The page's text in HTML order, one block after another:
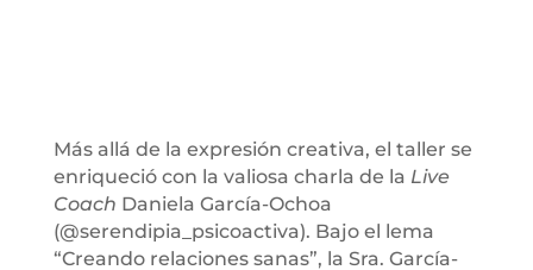
Más allá de la expresión creativa, el taller se
enriqueció con la valiosa charla de la Live
Coach Daniela García-Ochoa
(@serendipia_psicoactiva). Bajo el lema
“Creando relaciones sanas”, la Sra. García-